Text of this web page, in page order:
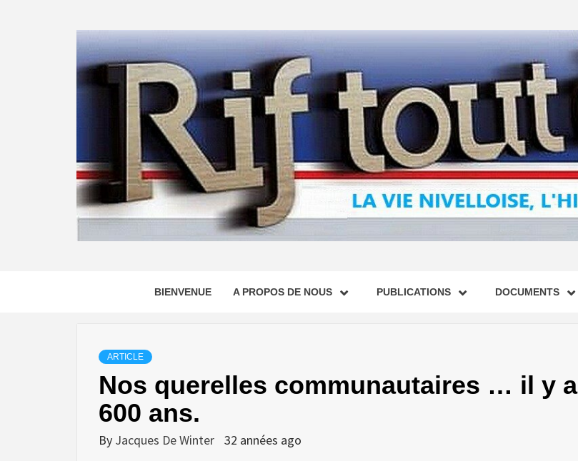
BIENVENUE A PROPOS DE NOUS PUBLICATIONS DOCUMENTS
ARTICLE
Nos querelles communautaires … il y a
600 ans.
By Jacques De Winter 32 années ago